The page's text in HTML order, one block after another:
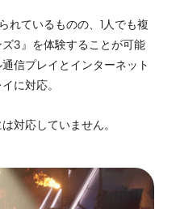
れているものの、1人でも複
3』を体験することが可能
信プレイとインターネット
に対応。
対応していません。